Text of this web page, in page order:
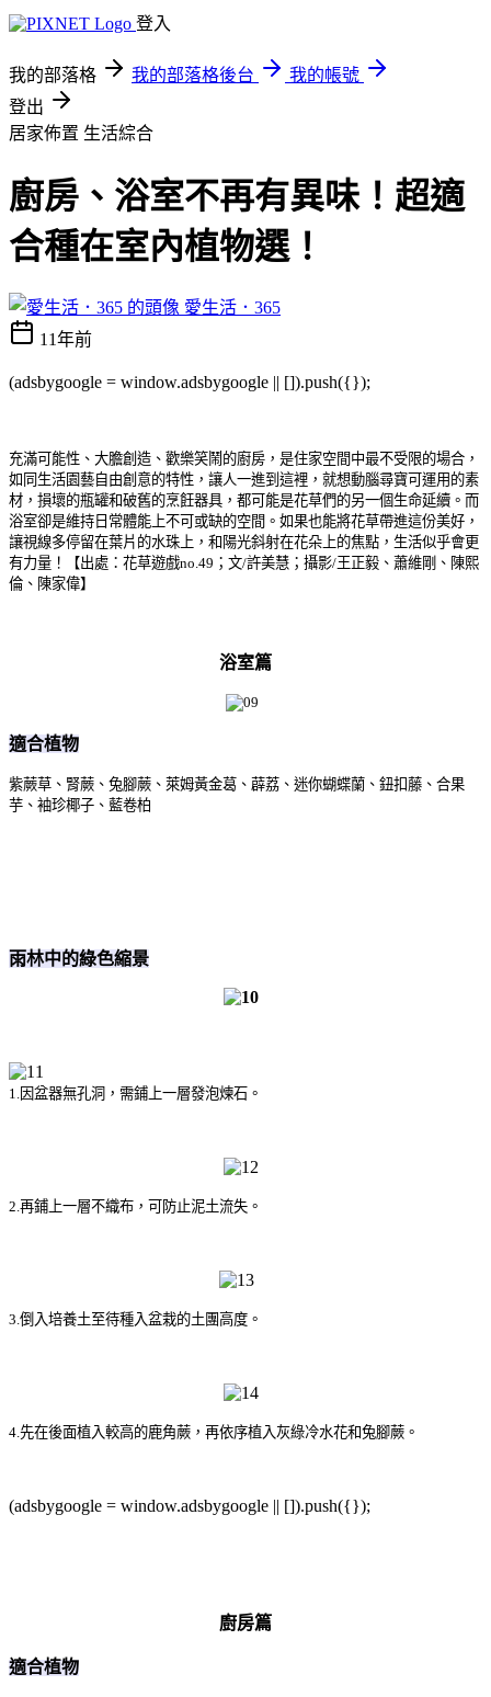
登入
我的部落格 我的部落格後台
我的帳號
登出
居家佈置 生活綜合
廚房、浴室不再有異味！超適
合種在室內植物選！
愛生活．365
11年前
(adsbygoogle = window.adsbygoogle || []).push({});
充滿可能性、大膽創造、歡樂笑鬧的廚房，是住家空間中最不受限的場合，
如同生活園藝自由創意的特性，讓人一進到這裡，就想動腦尋寶可運用的素
材，損壞的瓶罐和破舊的烹飪器具，都可能是花草們的另一個生命延續。而
浴室卻是維持日常體能上不可或缺的空間。如果也能將花草帶進這份美好，
讓視線多停留在葉片的水珠上，和陽光斜射在花朵上的焦點，生活似乎會更
有力量！【出處：花草遊戲no.49；文/許美慧；攝影/王正毅、蕭維剛、陳熙
倫、陳家偉】
浴室篇
適合植物
紫蕨草、腎蕨、兔腳蕨、萊姆黃金葛、薜荔、迷你蝴蝶蘭、鈕扣藤、合果
芋、袖珍椰子、藍卷柏
雨林中的綠色縮景
1.因盆器無孔洞，需鋪上一層發泡煉石。
2.再鋪上一層不織布，可防止泥土流失。
3.倒入培養土至待種入盆栽的土團高度。
4.先在後面植入較高的鹿角蕨，再依序植入灰綠冷水花和兔腳蕨。
(adsbygoogle = window.adsbygoogle || []).push({});
廚房篇
適合植物